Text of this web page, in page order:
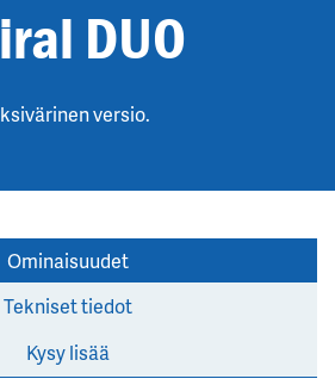
DUO
versio.
Ominaisuudet
Tekniset tiedot
Kysy lisää